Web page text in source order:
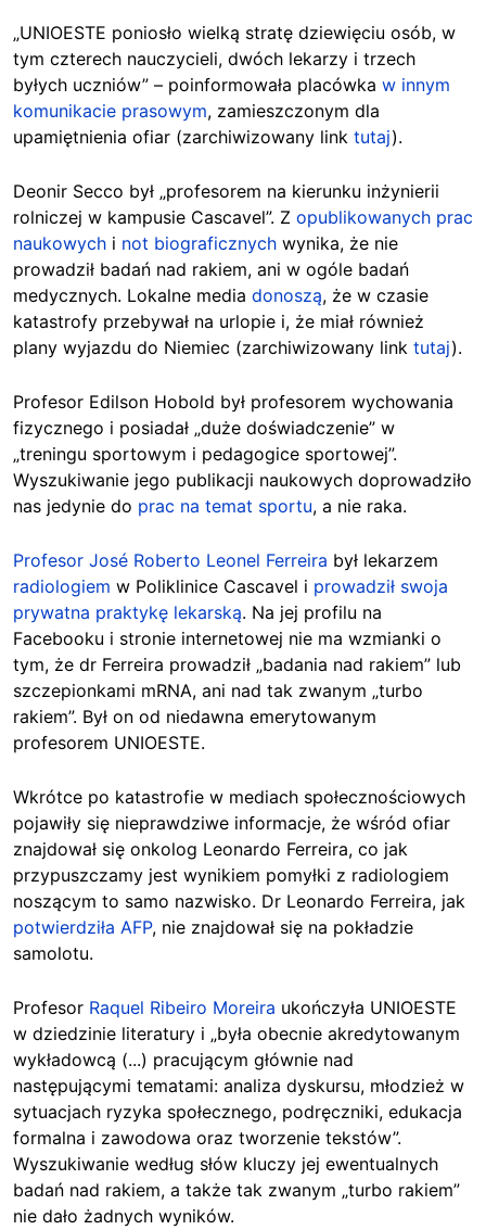
„UNIOESTE poniosło wielką stratę dziewięciu osób, w
tym czterech nauczycieli, dwóch lekarzy i trzech
byłych uczniów” – poinformowała placówka w innym
komunikacie prasowym, zamieszczonym dla
upamiętnienia ofiar (zarchiwizowany link tutaj).
Deonir Secco był „profesorem na kierunku inżynierii
rolniczej w kampusie Cascavel”. Z opublikowanych prac
naukowych i not biograficznych wynika, że nie
prowadził badań nad rakiem, ani w ogóle badań
medycznych. Lokalne media donoszą, że w czasie
katastrofy przebywał na urlopie i, że miał również
plany wyjazdu do Niemiec (zarchiwizowany link tutaj).
Profesor Edilson Hobold był profesorem wychowania
fizycznego i posiadał „duże doświadczenie” w
„treningu sportowym i pedagogice sportowej”.
Wyszukiwanie jego publikacji naukowych doprowadziło
nas jedynie do prac na temat sportu, a nie raka.
Profesor José Roberto Leonel Ferreira był lekarzem
radiologiem w Poliklinice Cascavel i prowadził swoja
prywatna praktykę lekarską. Na jej profilu na
Facebooku i stronie internetowej nie ma wzmianki o
tym, że dr Ferreira prowadził „badania nad rakiem” lub
szczepionkami mRNA, ani nad tak zwanym „turbo
rakiem”. Był on od niedawna emerytowanym
profesorem UNIOESTE.
Wkrótce po katastrofie w mediach społecznościowych
pojawiły się nieprawdziwe informacje, że wśród ofiar
znajdował się onkolog Leonardo Ferreira, co jak
przypuszczamy jest wynikiem pomyłki z radiologiem
noszącym to samo nazwisko. Dr Leonardo Ferreira, jak
potwierdziła AFP, nie znajdował się na pokładzie
samolotu.
Profesor Raquel Ribeiro Moreira ukończyła UNIOESTE
w dziedzinie literatury i „była obecnie akredytowanym
wykładowcą (...) pracującym głównie nad
następującymi tematami: analiza dyskursu, młodzież w
sytuacjach ryzyka społecznego, podręczniki, edukacja
formalna i zawodowa oraz tworzenie tekstów”.
Wyszukiwanie według słów kluczy jej ewentualnych
badań nad rakiem, a także tak zwanym „turbo rakiem”
nie dało żadnych wyników.